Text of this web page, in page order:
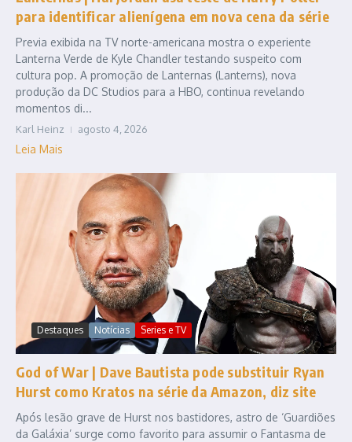
para identificar alienígena em nova cena da série
Previa exibida na TV norte-americana mostra o experiente
Lanterna Verde de Kyle Chandler testando suspeito com
cultura pop. A promoção de Lanternas (Lanterns), nova
produção da DC Studios para a HBO, continua revelando
momentos di...
Karl Heinz agosto 4, 2026
Leia Mais
Destaques Notícias Series e TV
God of War | Dave Bautista pode substituir Ryan
Hurst como Kratos na série da Amazon, diz site
Após lesão grave de Hurst nos bastidores, astro de ‘Guardiões
da Galáxia’ surge como favorito para assumir o Fantasma de